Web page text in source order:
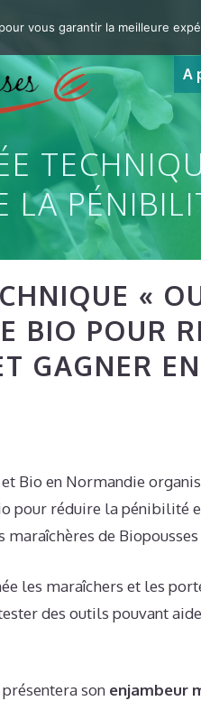
A
LA
«
BIO POUR
GAGNER
et Bio en Normandie
pour réduire la pénibilité
maraîchères de
les maraîchers et les
des outils pouvant
présentera son enjambeur
vous garantir la meilleure